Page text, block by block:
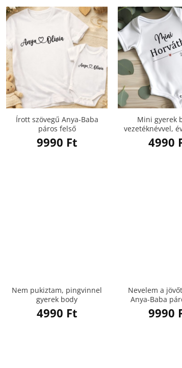
Írott szövegű Anya-Baba
páros felső
9990 Ft
Mini gyerek
vezetéknévvel,
4990
Nem pukiztam, pingvinnel
gyerek body
4990 Ft
Nevelem a
Anya-Baba
9990